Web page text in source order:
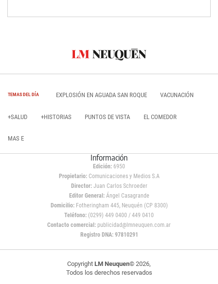
TEMAS DEL DÍA EXPLOSIÓN EN AGUADA SAN ROQUE VACUNACIÓN
+SALUD +HISTORIAS PUNTOS DE VISTA EL COMEDOR
MAS E
Información
Edición: 6950
Propietario:Comunicaciones y Medios S.A
Director: Juan Carlos Schroeder
Editor General:Ángel Casagrande
Domicilio:Fotheringham 445, Neuquén (CP 8300)
Teléfono: (0299) 449 0400 / 449 0410
Contacto comercial: publicidad@lmneuquen.com.ar
Registro DNA: 97810291
Copyright LM Neuquen© 2026,
Todos los derechos reservados